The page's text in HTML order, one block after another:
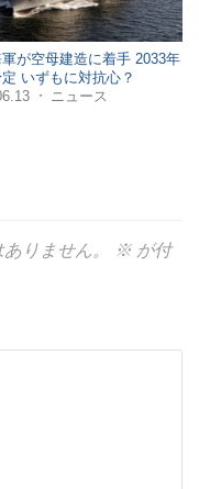
が空母建造に着手 2033年
いずもに対抗心？
・ ニュース
りません。 ※ が付